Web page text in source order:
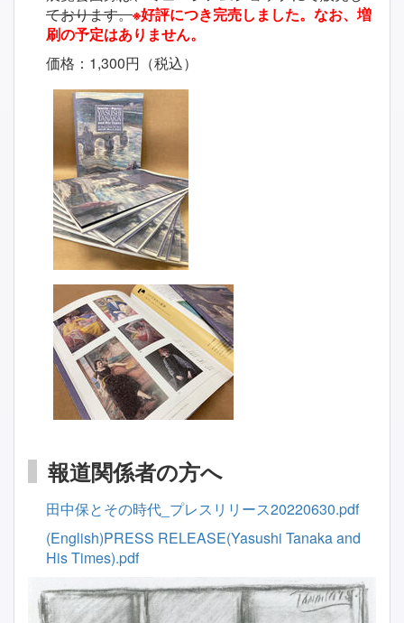
ております。※好評につき完売しました。なお、増
刷の予定はありません。
価格：1,300円（税込）
報道関係者の方へ
田中保とその時代_プレスリリース20220630.pdf
(English)PRESS RELEASE(Yasushi Tanaka and
His Times).pdf